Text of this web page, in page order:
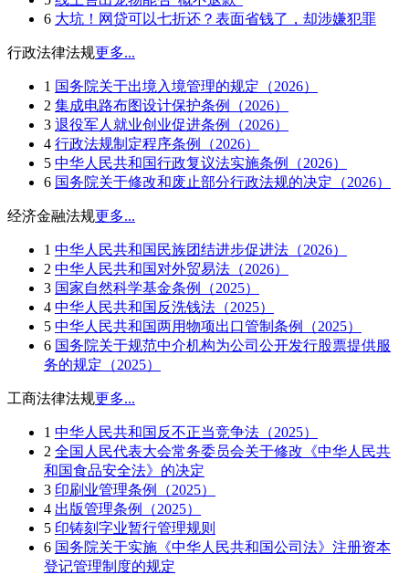
6 大坑！网贷可以七折还？表面省钱了，却涉嫌犯罪
行政法律法规更多...
1 国务院关于出境入境管理的规定（2026）
2 集成电路布图设计保护条例（2026）
3 退役军人就业创业促进条例（2026）
4 行政法规制定程序条例（2026）
5 中华人民共和国行政复议法实施条例（2026）
6 国务院关于修改和废止部分行政法规的决定（2026）
经济金融法规更多...
1 中华人民共和国民族团结进步促进法（2026）
2 中华人民共和国对外贸易法（2026）
3 国家自然科学基金条例（2025）
4 中华人民共和国反洗钱法（2025）
5 中华人民共和国两用物项出口管制条例（2025）
6 国务院关于规范中介机构为公司公开发行股票提供服
务的规定（2025）
工商法律法规更多...
1 中华人民共和国反不正当竞争法（2025）
2 全国人民代表大会常务委员会关于修改《中华人民共
和国食品安全法》的决定
3 印刷业管理条例（2025）
4 出版管理条例（2025）
5 印铸刻字业暂行管理规则
6 国务院关于实施《中华人民共和国公司法》注册资本
登记管理制度的规定